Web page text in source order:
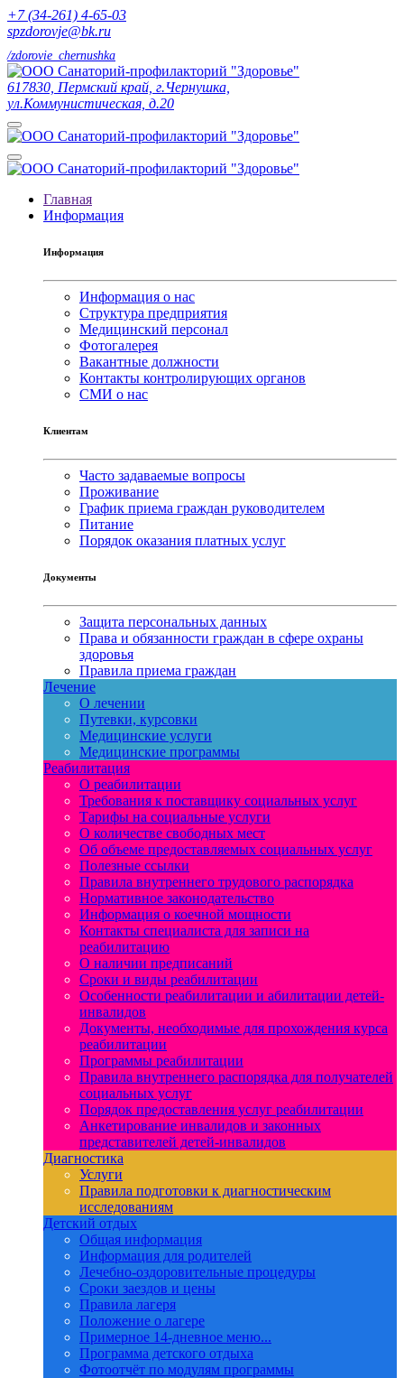
+7 (34-261) 4-65-03
spzdorovje@bk.ru
/zdorovie_chernushka
617830, Пермский край, г.Чернушка,
ул.Коммунистическая, д.20
Главная
Информация
Информация
Информация о нас
Структура предприятия
Медицинский персонал
Фотогалерея
Вакантные должности
Контакты контролирующих органов
СМИ о нас
Клиентам
Часто задаваемые вопросы
Проживание
График приема граждан руководителем
Питание
Порядок оказания платных услуг
Документы
Защита персональных данных
Права и обязанности граждан в сфере охраны
здоровья
Правила приема граждан
Лечение
О лечении
Путевки, курсовки
Медицинские услуги
Медицинские программы
Реабилитация
О реабилитации
Требования к поставщику социальных услуг
Тарифы на социальные услуги
О количестве свободных мест
Об объеме предоставляемых социальных услуг
Полезные ссылки
Правила внутреннего трудового распорядка
Нормативное законодательство
Информация о коечной мощности
Контакты специалиста для записи на
реабилитацию
О наличии предписаний
Сроки и виды реабилитации
Особенности реабилитации и абилитации детей-
инвалидов
Документы, необходимые для прохождения курса
реабилитации
Программы реабилитации
Правила внутреннего распорядка для получателей
социальных услуг
Порядок предоставления услуг реабилитации
Анкетирование инвалидов и законных
представителей детей-инвалидов
Диагностика
Услуги
Правила подготовки к диагностическим
исследованиям
Детский отдых
Общая информация
Информация для родителей
Лечебно-оздоровительные процедуры
Сроки заездов и цены
Правила лагеря
Положение о лагере
Примерное 14-дневное меню...
Программа детского отдыха
Фотоотчёт по модулям программы